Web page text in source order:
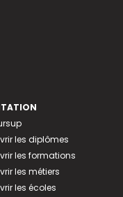
les diplômes
les formations
les métiers
les écoles